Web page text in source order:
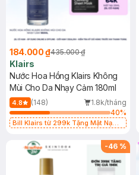
184.000 ₫435.000 ₫
Klairs
Nước Hoa Hồng Klairs Không
Mùi Cho Da Nhạy Cảm 180ml
4.8 (148)
1.8k/tháng
40%
Bill Klairs từ 299k Tặng Mặt Nạ
25ml (SL Có Hạn)
-46 %